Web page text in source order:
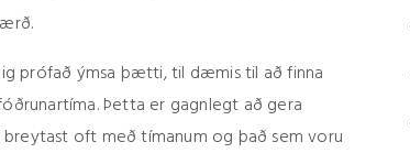
prófað ýmsa þætti, til dæmis til að finna
Þetta er gagnlegt að gera
breytast oft með tímanum og það sem voru